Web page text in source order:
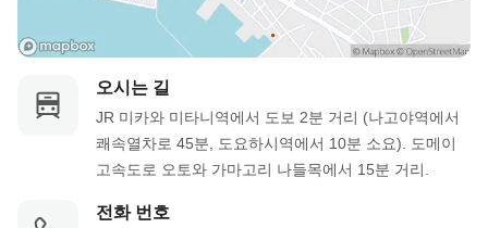
오시는 길
JR 미카와 미타니역에서 도보 2분 거리 (나고야역에서
쾌속열차로 45분, 도요하시역에서 10분 소요). 도메이
고속도로 오토와 가마고리 나들목에서 15분 거리.
전화 번호